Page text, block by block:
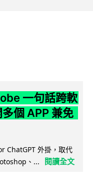
一句話跨軟
個 APP 兼免
ChatGPT 外掛，取代
、...
閱讀全文